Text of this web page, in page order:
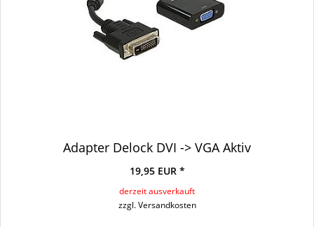
Adapter Delock DVI -> VGA Aktiv
19,95 EUR *
derzeit ausverkauft
zzgl. Versandkosten